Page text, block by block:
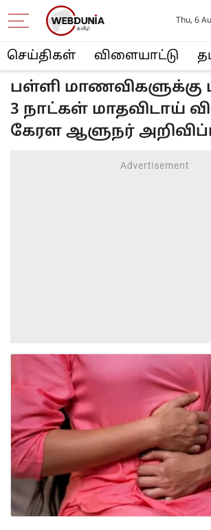
செய்திகள் விளையா‌ட்டு
Thu, 6
பள்ளி மாணவிகளுக்கு
3 நாட்கள் மாதவிடாய்
கேரள ஆளுநர்